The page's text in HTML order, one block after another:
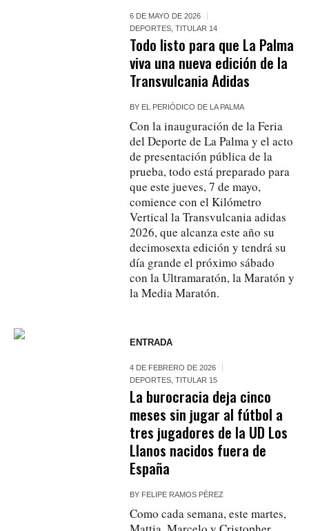
6 DE MAYO DE 2026
DEPORTES ,TITULAR 14
Todo listo para que La Palma
viva una nueva edición de la
Transvulcania Adidas
BY EL PERIÓDICO DE LA PALMA
Con la inauguración de la Feria
del Deporte de La Palma y el acto
de presentación pública de la
prueba, todo está preparado para
que este jueves, 7 de mayo,
comience con el Kilómetro
Vertical la Transvulcania adidas
2026, que alcanza este año su
decimosexta edición y tendrá su
día grande el próximo sábado
con la Ultramaratón, la Maratón y
la Media Maratón.
ENTRADA
4 DE FEBRERO DE 2026
DEPORTES ,TITULAR 15
La burocracia deja cinco
meses sin jugar al fútbol a
tres jugadores de la UD Los
Llanos nacidos fuera de
España
BY FELIPE RAMOS PÉREZ
Como cada semana, este martes,